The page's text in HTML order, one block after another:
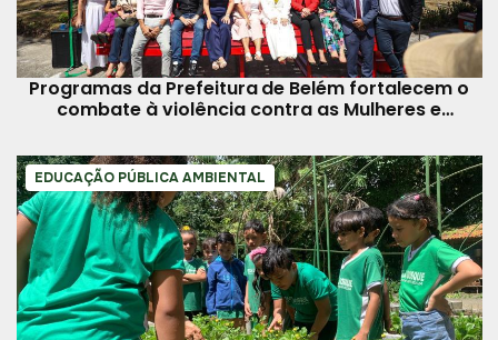
Programas da Prefeitura de Belém fortalecem o
combate à violência contra as Mulheres e
EDUCAÇÃO PÚBLICA AMBIENTAL